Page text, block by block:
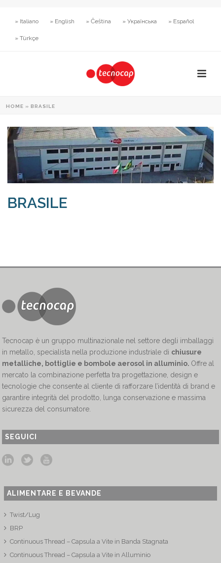
» Italiano » English » Čeština » Українська » Español
» Türkçe
HOME » BRASILE
BRASILE
Tecnocap è un gruppo multinazionale nel settore degli imballaggi
in metallo, specialista nella produzione industriale di chiusure
metalliche, bottiglie e bombole aerosol in alluminio. Offre al
mercato la combinazione perfetta tra progettazione, design e
tecnologie che consente al cliente di rafforzare l’identità di brand e
garantire integrità del prodotto, lunga conservazione e massima
sicurezza del consumatore.
SEGUICI
ALIMENTARE E BEVANDE
Twist/Lug
BRP
Continuous Thread – Capsula a Vite in Banda Stagnata
Continuous Thread – Capsula a Vite in Alluminio